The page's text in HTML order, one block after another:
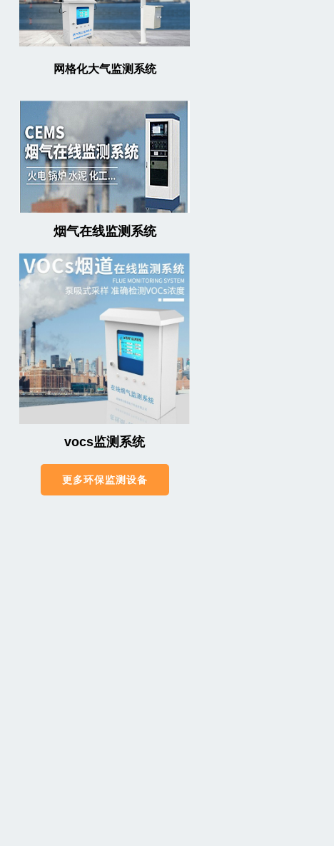
网格化大气监测系统
烟气在线监测系统
vocs监测系统
更多环保监测设备